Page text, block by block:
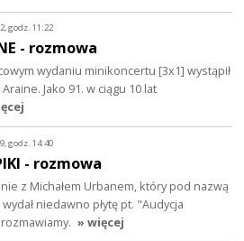
godz. 11:22
- rozmowa
wydaniu minikoncertu [3x1] wystąpił
Araine. Jako 91. w ciągu 10 lat
godz. 14:40
- rozmowa
z Michałem Urbanem, który pod nazwą
niedawno płytę pt. "Audycja
» więcej